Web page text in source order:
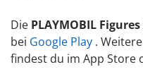
Die PLAYMOBIL
bei Google Play .
findest du im App Store